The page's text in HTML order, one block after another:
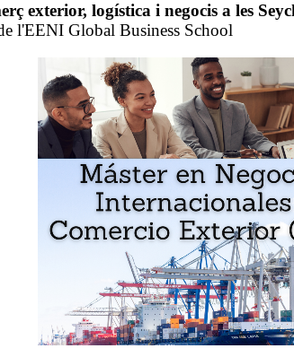
exterior, logística i negocis a les
l'EENI Global Business School